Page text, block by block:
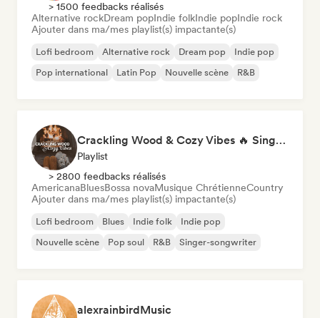
> 1500 feedbacks réalisés
Alternative rockDream popIndie folkIndie popIndie rock
Ajouter dans ma/mes playlist(s) impactante(s)
Lofi bedroom Alternative rock Dream pop
Indie pop
Pop international
Latin Pop Nouvelle scène R&B
Crackling Wood & Cozy Vibes 🔥 Singer-Songwriter, Dream Pop & Bedroom Pop
Playlist
> 2800 feedbacks réalisés
AmericanaBluesBossa novaMusique ChrétienneCountry
Ajouter dans ma/mes playlist(s) impactante(s)
Lofi bedroom Blues Indie folk
Indie pop
Nouvelle scène
Pop soul R&B Singer-songwriter
alexrainbirdMusic